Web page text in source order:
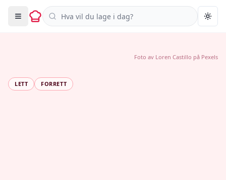
Søk i oppskrifter
LETT FORRETT
Foto av Loren Castillo på Pexels